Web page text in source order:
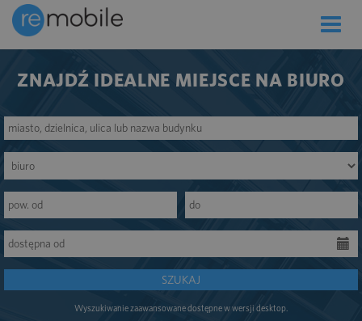
Toggle
ZNAJDŹ IDEALNE MIEJSCE NA BIURO
SZUKAJ
Wyszukiwanie zaawansowane dostępne w wersji desktop.